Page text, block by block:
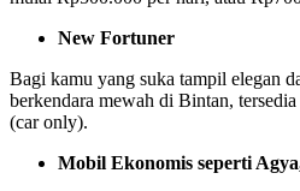
New Fortuner
Bagi kamu yang suka tampil elegan
berkendara mewah di Bintan,
(car only).
Mobil Ekonomis seperti